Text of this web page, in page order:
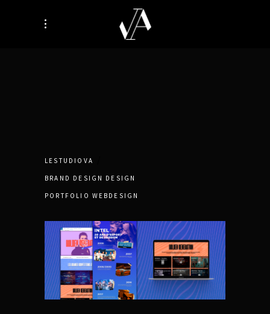
LESTUDIOVA
BRAND DESIGN DESIGN
PORTFOLIO WEBDESIGN